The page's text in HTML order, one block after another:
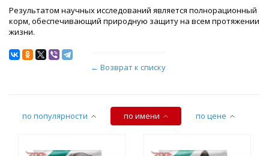
Результатом научных исследований является полнорационный
корм, обеспечивающий природную защиту на всем протяжении
жизни.
← Возврат к списку
по популярности по имени по цене